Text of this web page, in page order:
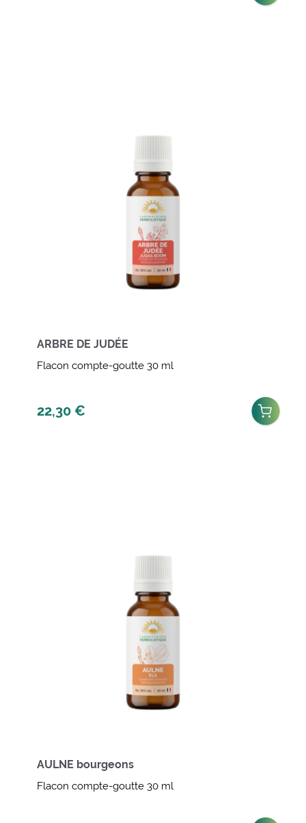
ARBRE DE JUDÉE
Flacon compte-goutte 30 ml
22,30 €
AULNE bourgeons
Flacon compte-goutte 30 ml